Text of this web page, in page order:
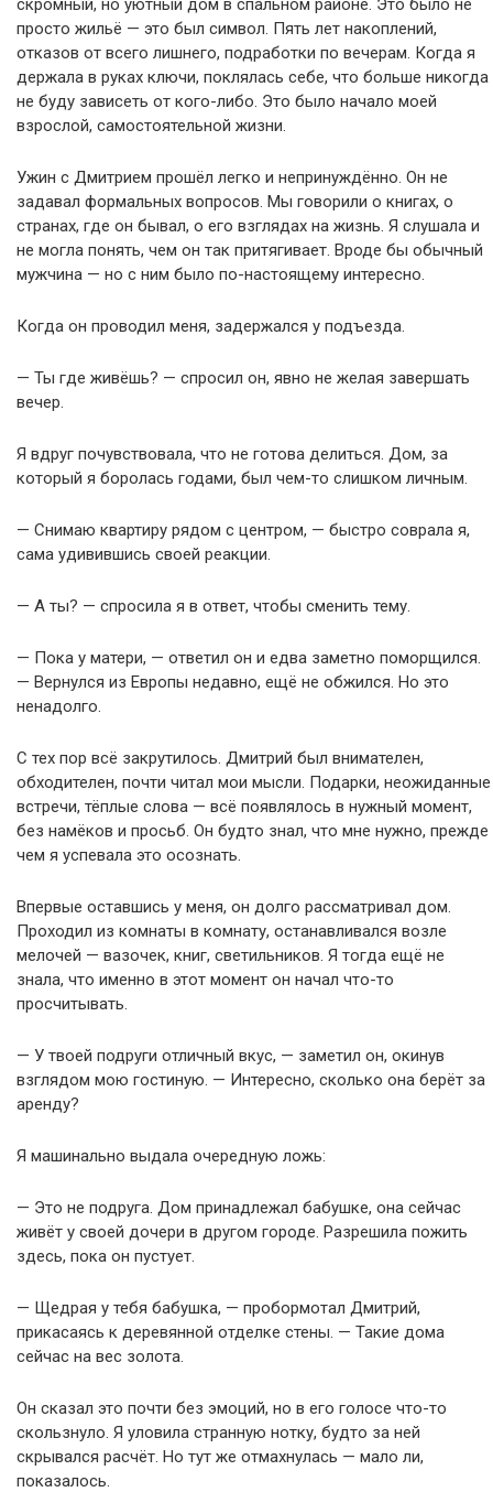
скромный, но уютный дом в спальном районе. Это было не
просто жильё — это был символ. Пять лет накоплений,
отказов от всего лишнего, подработки по вечерам. Когда я
держала в руках ключи, поклялась себе, что больше никогда
не буду зависеть от кого-либо. Это было начало моей
взрослой, самостоятельной жизни.
Ужин с Дмитрием прошёл легко и непринуждённо. Он не
задавал формальных вопросов. Мы говорили о книгах, о
странах, где он бывал, о его взглядах на жизнь. Я слушала и
не могла понять, чем он так притягивает. Вроде бы обычный
мужчина — но с ним было по-настоящему интересно.
Когда он проводил меня, задержался у подъезда.
— Ты где живёшь? — спросил он, явно не желая завершать
вечер.
Я вдруг почувствовала, что не готова делиться. Дом, за
который я боролась годами, был чем-то слишком личным.
— Снимаю квартиру рядом с центром, — быстро соврала я,
сама удивившись своей реакции.
— А ты? — спросила я в ответ, чтобы сменить тему.
— Пока у матери, — ответил он и едва заметно поморщился.
— Вернулся из Европы недавно, ещё не обжился. Но это
ненадолго.
С тех пор всё закрутилось. Дмитрий был внимателен,
обходителен, почти читал мои мысли. Подарки, неожиданные
встречи, тёплые слова — всё появлялось в нужный момент,
без намёков и просьб. Он будто знал, что мне нужно, прежде
чем я успевала это осознать.
Впервые оставшись у меня, он долго рассматривал дом.
Проходил из комнаты в комнату, останавливался возле
мелочей — вазочек, книг, светильников. Я тогда ещё не
знала, что именно в этот момент он начал что-то
просчитывать.
— У твоей подруги отличный вкус, — заметил он, окинув
взглядом мою гостиную. — Интересно, сколько она берёт за
аренду?
Я машинально выдала очередную ложь:
— Это не подруга. Дом принадлежал бабушке, она сейчас
живёт у своей дочери в другом городе. Разрешила пожить
здесь, пока он пустует.
— Щедрая у тебя бабушка, — пробормотал Дмитрий,
прикасаясь к деревянной отделке стены. — Такие дома
сейчас на вес золота.
Он сказал это почти без эмоций, но в его голосе что-то
скользнуло. Я уловила странную нотку, будто за ней
скрывался расчёт. Но тут же отмахнулась — мало ли,
показалось.